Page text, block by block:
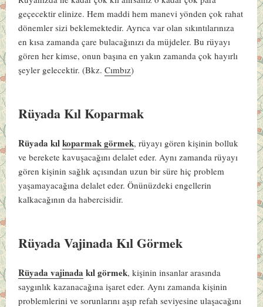
geçecektir elinize. Hem maddi hem manevi yönden çok rahat
dönemler sizi beklemektedir. Ayrıca var olan sıkıntılarınıza
en kısa zamanda çare bulacağınızı da müjdeler. Bu rüyayı
gören her kimse, onun başına en yakın zamanda çok hayırlı
şeyler gelecektir. (Bkz.Cımbız)
Rüyada Kıl Koparmak
Rüyada kılkoparmak görmek, rüyayı gören kişinin bolluk
ve berekete kavuşacağını delalet eder. Aynı zamanda rüyayı
gören kişinin sağlık açısından uzun bir süre hiç problem
yaşamayacağına delalet eder. Önünüzdeki engellerin
kalkacağının da habercisidir.
Rüyada Vajinada Kıl Görmek
Rüyada vajinada kıl görmek, kişinin insanlar arasında
saygınlık kazanacağına işaret eder. Aynı zamanda kişinin
problemlerini ve sorunlarını aşıp refah seviyesine ulaşacağını